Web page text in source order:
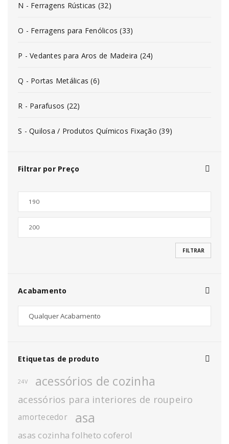
N - Ferragens Rústicas (32)
O - Ferragens para Fenólicos (33)
P - Vedantes para Aros de Madeira (24)
Q - Portas Metálicas (6)
R - Parafusos (22)
S - Quilosa / Produtos Químicos Fixação (39)
Filtrar por Preço
FILTRAR
Acabamento
Etiquetas de produto
24V acessórios de cozinha
acessórios para interiores de roupeiro
amortecedor asa
asas cozinha folheto coferol